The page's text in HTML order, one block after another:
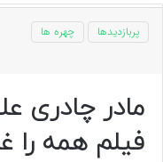
پربازدیدها چهره ها
مادر چادری
فیلم همه را